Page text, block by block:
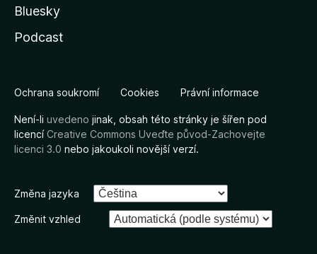
Bluesky
Podcast
Ochrana soukromí Cookies Právní informace
Není-li uvedeno jinak, obsah této stránky je šířen pod
licencíCreative Commons Uveďte původ-Zachovejte
licenci 3.0 nebo jakoukoli novější verzí.
Změna jazyka
Změnit vzhled